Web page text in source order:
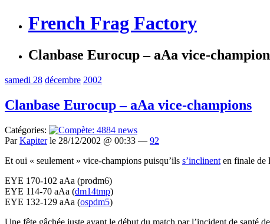
French Frag Factory
Clanbase Eurocup – aAa vice-
samedi 28 décembre 2002
Clanbase Eurocup – aAa vice-champions
Catégories:
ParKapiterle 28/12/2002 @ 00:33 — 92
Et oui « seulement » vice-champions puisqu’ils s’inclinent en finale de
EYE 170-102 aAa (prodm6)
EYE 114-70 aAa (dm14tmp)
EYE 132-129 aAa (ospdm5)
Une fête gâchée juste avant le début du match par l’incident de santé